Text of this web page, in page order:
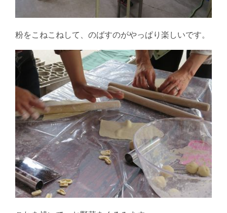
粉をこねこねして、のばすのがやっぱり楽しいです。